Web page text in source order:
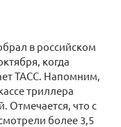
в российском
когда
ТАСС. Напомним,
триллера
Отмечается, что с
более 3,5